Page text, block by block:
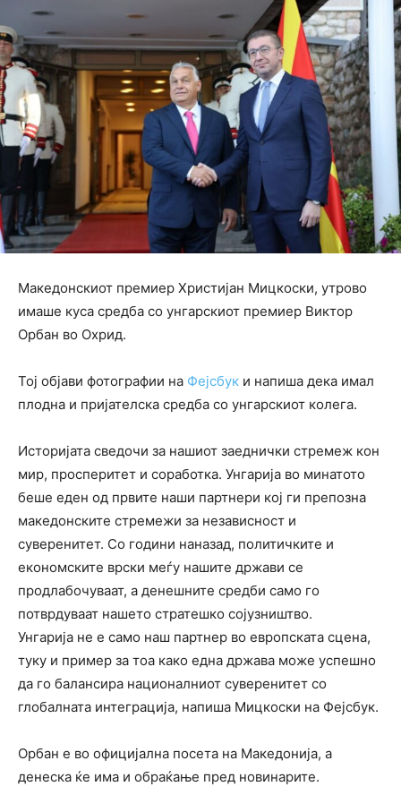
Македонскиот премиер Христијан Мицкоски, утрово
имаше куса средба со унгарскиот премиер Виктор
Орбан во Охрид.
Тој објави фотографии на Фејсбук и напиша дека имал
плодна и пријателска средба со унгарскиот колега.
Историјата сведочи за нашиот заеднички стремеж кон
мир, просперитет и соработка. Унгарија во минатото
беше еден од првите наши партнери кој ги препозна
македонските стремежи за независност и
суверенитет. Со години наназад, политичките и
економските врски меѓу нашите држави се
продлабочуваат, а денешните средби само го
потврдуваат нашето стратешко сојузништво.
Унгарија не е само наш партнер во европската сцена,
туку и пример за тоа како една држава може успешно
да го балансира националниот суверенитет со
глобалната интеграција, напиша Мицкоски на Фејсбук.
Орбан е во официјална посета на Македонија, а
денеска ќе има и обраќање пред новинарите.